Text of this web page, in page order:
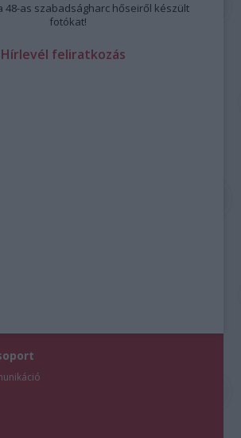
48-as szabadságharc hőseiről készült
fotókat!
Hírlevél feliratkozás